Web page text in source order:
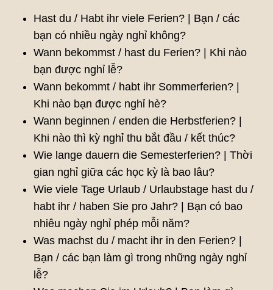
Hast du / Habt ihr viele Ferien? | Bạn / các
bạn có nhiều ngày nghỉ không?
Wann bekommst / hast du Ferien? | Khi nào
bạn được nghỉ lễ?
Wann bekommt / habt ihr Sommerferien? |
Khi nào bạn được nghỉ hè?
Wann beginnen / enden die Herbstferien? |
Khi nào thì kỳ nghỉ thu bắt đầu / kết thúc?
Wie lange dauern die Semesterferien? | Thời
gian nghỉ giữa các học kỳ là bao lâu?
Wie viele Tage Urlaub / Urlaubstage hast du /
habt ihr / haben Sie pro Jahr? | Bạn có bao
nhiêu ngày nghỉ phép mỗi năm?
Was machst du / macht ihr in den Ferien? |
Bạn / các bạn làm gì trong những ngày nghỉ
lễ?